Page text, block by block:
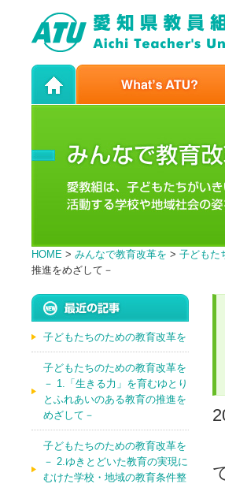
HOME > みんなで教育改革を > 子どもた
推進をめざして－
子どもたちのための教育改革を
子どもたちのための教育改革を
－ 1.「生きる力」を育むゆとり
とふれあいのある教育の推進を
めざして－
子どもたちのための教育改革を
－ 2.ゆきとどいた教育の実現に
むけた学校・地域の教育条件整